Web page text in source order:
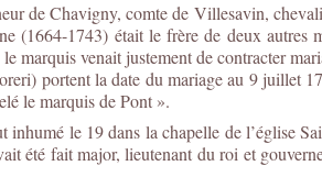
de Chavigny, comte de Villesavin,
(1664-1743) était le frère de deux autres
marquis venait justement de contracter
portent la date du mariage au 9 juillet
le marquis de Pont ».
le 19 dans la chapelle de l’église
été fait major, lieutenant du roi et